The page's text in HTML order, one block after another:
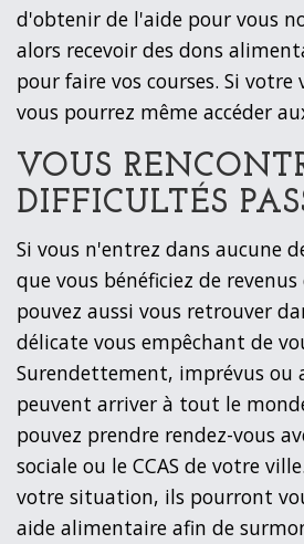
d'obtenir de l'aide pour vous
alors recevoir des dons
pour faire vos courses. Si votre
vous pourrez même accéder
VOUS
DIFFICULTÉS
Si vous n'entrez dans aucune
que vous bénéficiez de
pouvez aussi vous retrouver
délicate vous empêchant de
Surendettement, imprévus ou
peuvent arriver à tout le
pouvez prendre rendez-vous
sociale ou le CCAS de votre
votre situation, ils pourront
aide alimentaire afin de